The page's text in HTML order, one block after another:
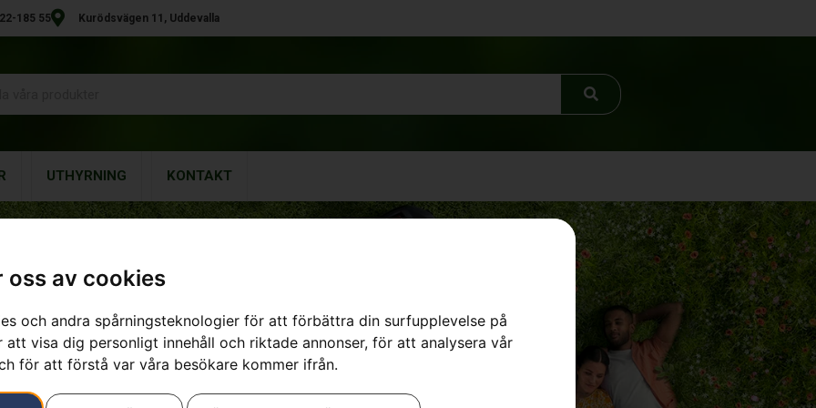
oss av cookies
och andra spårningsteknologier för att förbättra din surfupplevelse på
visa dig personligt innehåll och riktade annonser, för att analysera vår
för att förstå var våra besökare kommer ifrån.
185 55 Kurödsvägen 11, Uddevalla
UTHYRNING KONTAKT
Division